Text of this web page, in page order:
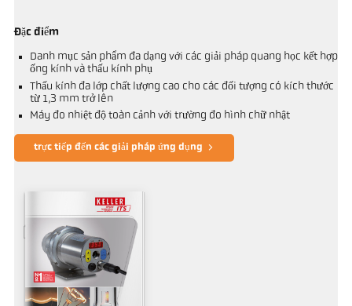
Đặc điểm
Danh mục sản phẩm đa dạng với các giải pháp quang học kết hợp
ống kính và thấu kính phụ
Thấu kính đa lớp chất lượng cao cho các đối tượng có kích thước
từ 1,3 mm trở lên
Máy đo nhiệt độ toàn cảnh với trường đo hình chữ nhật
trực tiếp đến các giải pháp ứng dụng